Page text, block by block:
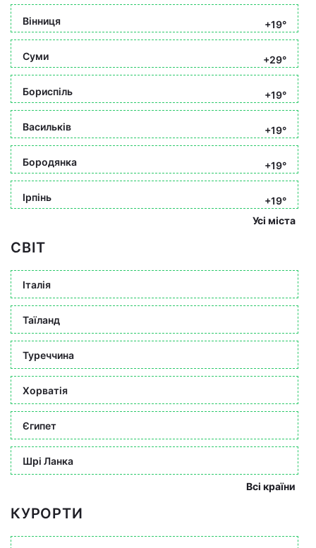
Вінниця +19°
Суми +29°
Бориспіль +19°
Васильків +19°
Бородянка +19°
Ірпінь
+19°
Усі міста
СВІТ
Італія
Таїланд
Туреччина
Хорватія
Єгипет
Шрі Ланка
Всі країни
КУРОРТИ